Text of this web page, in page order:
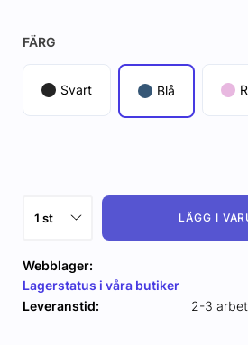
FÄRG
Svart Blå
LÄGG I
Webblager:
Lagerstatus i våra butiker
Leveranstid:
2-3